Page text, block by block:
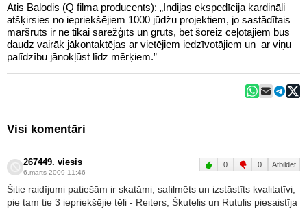
Atis Balodis (Q filma producents): „Indijas ekspedīcija kardināli
atšķirsies no iepriekšējiem 1000 jūdžu projektiem, jo sastādītais
maršruts ir ne tikai sarežģīts un grūts, bet šoreiz ceļotājiem būs
daudz vairāk jākontaktējas ar vietējiem iedzīvotājiem un ar viņu
palīdzību jānokļūst līdz mērķiem.”
Visi komentāri
267449. viesis
6.marts 2009 11:46
0 0 Atbildēt
Šitie raidījumi patiešām ir skatāmi, safilmēts un izstāstīts kvalitatīvi,
pie tam tie 3 iepriekšējie tēli - Reiters, Škutelis un Rutulis piesaistīja